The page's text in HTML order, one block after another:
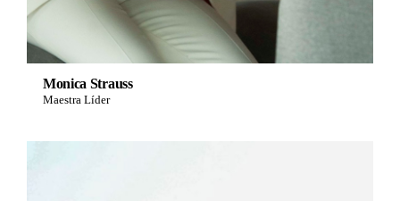
Monica Strauss
Maestra Líder